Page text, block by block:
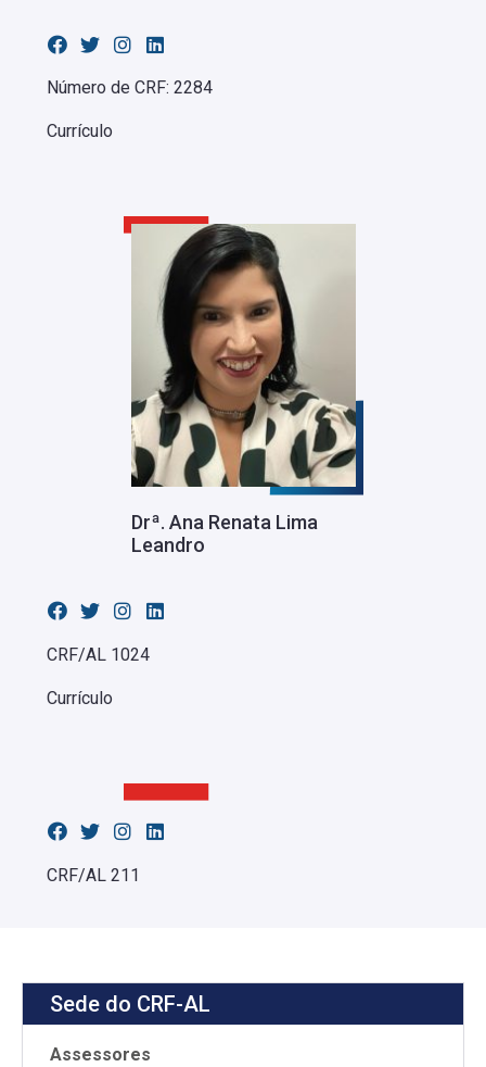
Número de CRF: 2284
Currículo
Drª. Ana Renata Lima
Leandro
CRF/AL 1024
Currículo
CRF/AL 211
Sede do CRF-AL
Assessores